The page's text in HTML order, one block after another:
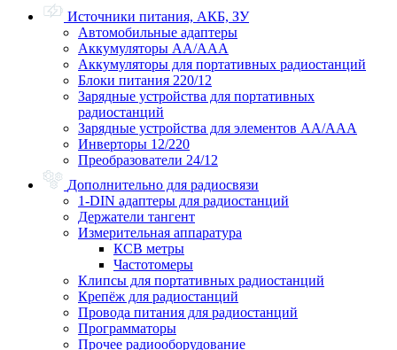
Источники питания, АКБ, ЗУ
Автомобильные адаптеры
Аккумуляторы АА/ААА
Аккумуляторы для портативных радиостанций
Блоки питания 220/12
Зарядные устройства для портативных
радиостанций
Зарядные устройства для элементов АА/ААА
Инверторы 12/220
Преобразователи 24/12
Дополнительно для радиосвязи
1-DIN адаптеры для радиостанций
Держатели тангент
Измерительная аппаратура
КСВ метры
Частотомеры
Клипсы для портативных радиостанций
Крепёж для радиостанций
Провода питания для радиостанций
Программаторы
Прочее радиооборудование